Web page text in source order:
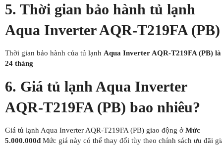
5. Thời gian bảo hành tủ lạnh
Aqua Inverter AQR-T219FA (PB)
Thời gian bảo hành của tủ lạnh Aqua Inverter AQR-T219FA (PB) là
24 tháng
6. Giá tủ lạnh Aqua Inverter
AQR-T219FA (PB) bao nhiêu?
Giá tủ lạnh Aqua Inverter AQR-T219FA (PB) giao động ở Mức
5.000.000đMức giá này có thể thay đổi tùy theo chính sách ưu đãi